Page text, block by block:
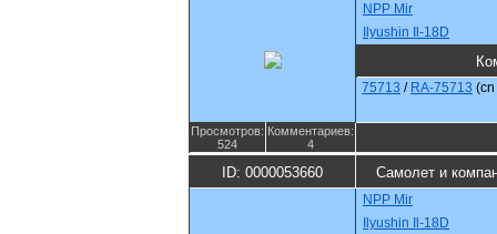
NPP Mir
Ilyushin Il-18D
75713 / RA-75713 (cn
Просмотров:
524
Комментариев:
4
ID: 0000053660 Самолет и
NPP Mir
Ilyushin Il-18D